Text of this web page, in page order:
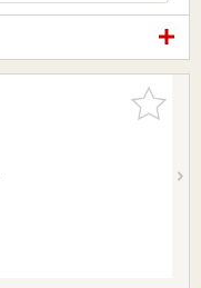
お気に入
りに追加